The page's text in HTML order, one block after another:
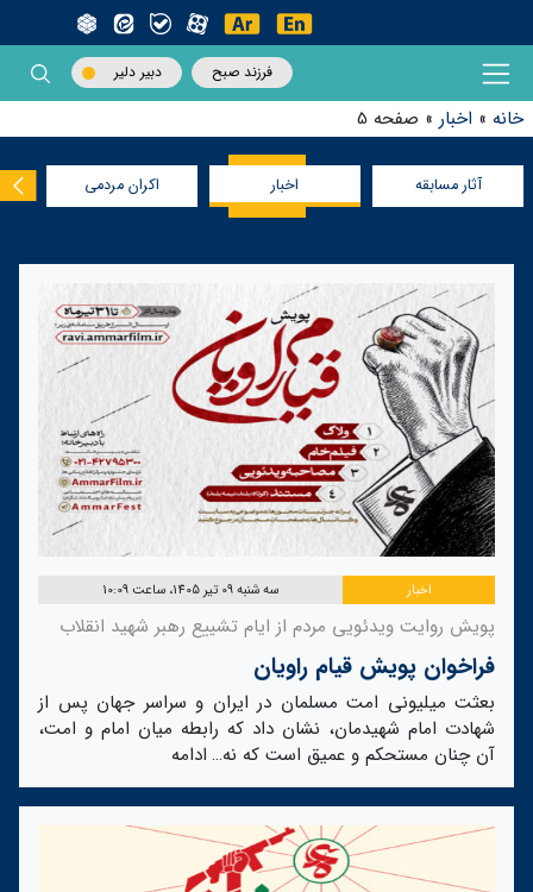
فرزند صبح دبیر دلیر
خانه » اخبار » صفحه 5
آثار مسابقه اخبار اکران مردمی
اخبار سه شنبه 09 تیر 1405، ساعت 10:09
پویش روایت ویدئویی مردم از ایام تشییع رهبر شهید انقلاب
فراخوان پویش قیام راویان
بعثت میلیونی امت مسلمان در ایران و سراسر جهان پس از
شهادت امام شهیدمان، نشان داد که رابطه میان امام و امت،
آن چنان مستحکم و عمیق است که نه… ادامه